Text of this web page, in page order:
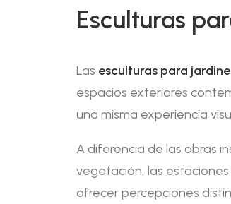
Esculturas
Las esculturas para
espacios exteriores
una misma experiencia
A diferencia de las obras
vegetación, las
ofrecer percepciones